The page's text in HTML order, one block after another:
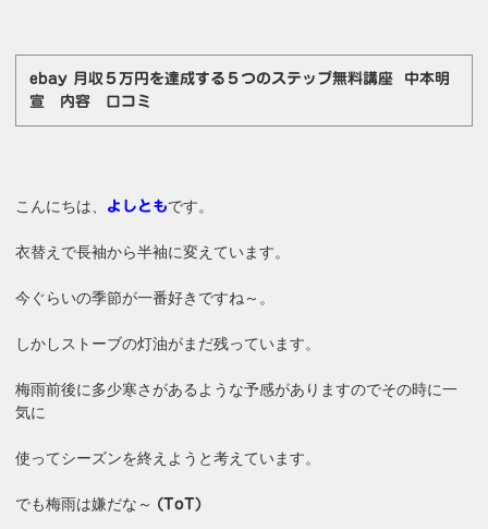
ebay 月収５万円を達成する５つのステップ無料講座 中本明
宣 内容 口コミ
こんにちは、 よしともです。
衣替えで長袖から半袖に変えています。
今ぐらいの季節が一番好きですね～。
しかしストーブの灯油がまだ残っています。
梅雨前後に多少寒さがあるような予感がありますのでその時に一
気に
使ってシーズンを終えようと考えています。
でも梅雨は嫌だな～ (ToT)